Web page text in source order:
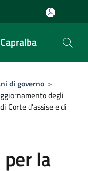
di governo >
degli
Corte d'assise e di
la